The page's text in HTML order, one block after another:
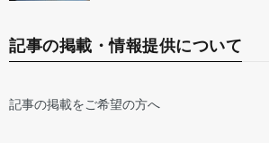
記事の掲載・情報提供について
記事の掲載をご希望の方へ